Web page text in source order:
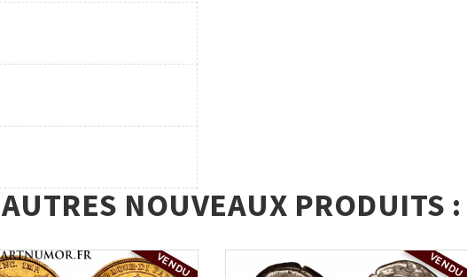
NOUVEAUX PRODUITS :
VENDU VENDU